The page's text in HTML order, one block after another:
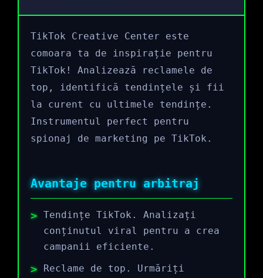
TikTok Creative Center este
comoara ta de inspirație pentru
TikTok! Analizează reclamele de
top, identifică tendințele și fii
la curent cu ultimele tendințe.
Instrumentul perfect pentru
spionaj de marketing pe TikTok.
Avantaje pentru arbitraj
Tendințe TikTok. Analizați
conținutul viral pentru a crea
campanii eficiente.
Reclame de top. Urmăriți